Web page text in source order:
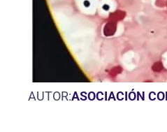
AUTOR:ASOCIACIÓN